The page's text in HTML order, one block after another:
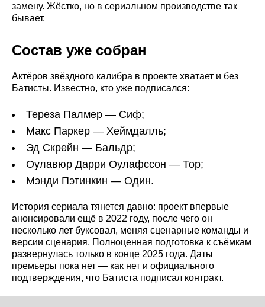
замену. Жёстко, но в сериальном производстве так
бывает.
Состав уже собран
Актёров звёздного калибра в проекте хватает и без
Батисты. Известно, кто уже подписался:
Тереза Палмер — Сиф;
Макс Паркер — Хеймдалль;
Эд Скрейн — Бальдр;
Оулавюр Дарри Оулафссон — Тор;
Мэнди Пэтинкин — Один.
История сериала тянется давно: проект впервые
анонсировали ещё в 2022 году, после чего он
несколько лет буксовал, меняя сценарные команды и
версии сценария. Полноценная подготовка к съёмкам
развернулась только в конце 2025 года. Даты
премьеры пока нет — как нет и официального
подтверждения, что Батиста подписал контракт.